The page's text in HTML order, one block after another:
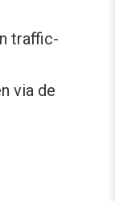
traffic-
via de